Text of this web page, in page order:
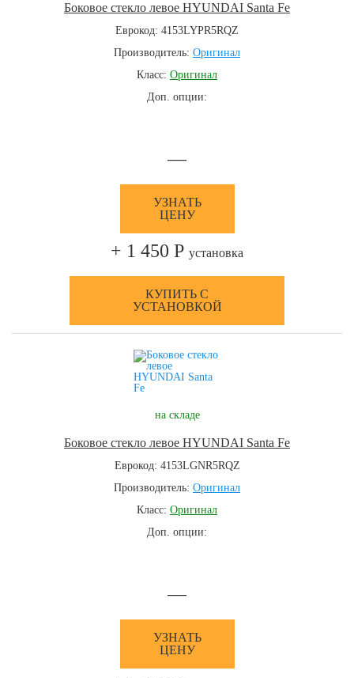
Боковое стекло левое HYUNDAI Santa Fe
Еврокод: 4153LYPR5RQZ
Производитель: Оригинал
Класс: Оригинал
Доп. опции:
—
УЗНАТЬ
ЦЕНУ
+ 1 450 Р установка
КУПИТЬ С
УСТАНОВКОЙ
на складе
Боковое стекло левое HYUNDAI Santa Fe
Еврокод: 4153LGNR5RQZ
Производитель: Оригинал
Класс: Оригинал
Доп. опции:
—
УЗНАТЬ
ЦЕНУ